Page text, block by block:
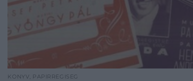
KÖNYV, PAPÍRRÉGISÉG